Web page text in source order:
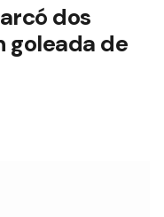
dos
goleada de